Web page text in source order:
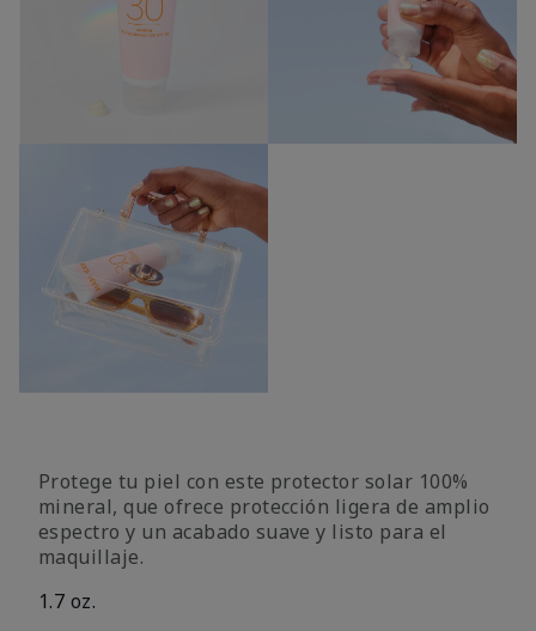
Protege tu piel con este protector solar 100%
mineral, que ofrece protección ligera de amplio
espectro y un acabado suave y listo para el
maquillaje.
1.7 oz.